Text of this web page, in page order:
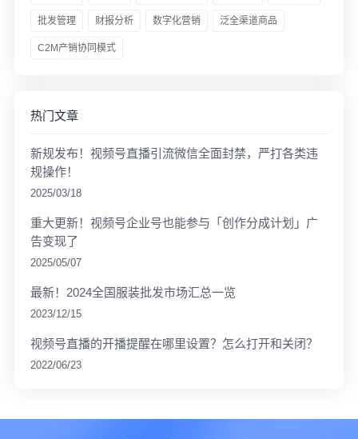
批发管理 财报分析 数字化营销 泛全渠道商品
C2M产销协同模式
热门文章
新规发布！视频号直播引流微信全面封禁，严打各类违
规操作！
2025/03/18
重大更新！视频号企业号也能参与「创作分成计划」广
告变现了
2025/05/07
最新！2024全国服装批发市场汇总一览
2023/12/15
视频号直播的开播提醒在哪里设置？怎么打开和关闭？
2022/06/23